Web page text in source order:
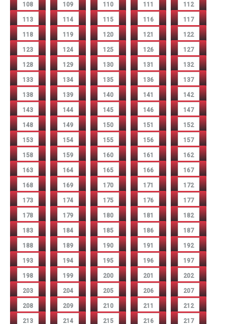
108 109 110 111 112
113 114 115 116 117
118 119 120 121 122
123 124 125 126 127
128 129 130 131 132
133 134 135 136 137
138 139 140 141 142
143 144 145 146 147
148 149 150 151 152
153 154 155 156 157
158 159 160 161 162
163 164 165 166 167
168 169 170 171 172
173 174 175 176 177
178 179 180 181 182
183 184 185 186 187
188 189 190 191 192
193 194 195 196 197
198 199 200 201 202
203 204 205 206 207
208 209 210 211 212
213 214 215 216 217